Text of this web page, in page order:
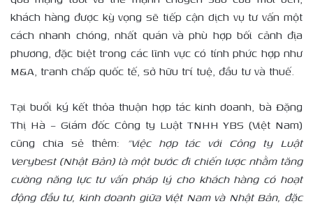
khách hàng được kỳ vọng sẽ tiếp cận dịch vụ tư vấn một
cách nhanh chóng, nhất quán và phù hợp bối cảnh địa
phương, đặc biệt trong các lĩnh vực có tính phức hợp như
M&A, tranh chấp quốc tế, sở hữu trí tuệ, đầu tư và thuế.
Tại buổi ký kết thỏa thuận hợp tác kinh doanh, bà Đặng
Thị Hà – Giám đốc Công ty Luật TNHH YBS (Việt Nam)
cũng chia sẻ thêm:
“Việc hợp tác với Công ty Luật
Verybest (Nhật Bản) là một bước đi chiến lược nhằm tăng
cường năng lực tư vấn pháp lý cho khách hàng có hoạt
động đầu tư, kinh doanh giữa Việt Nam và Nhật Bản, đặc